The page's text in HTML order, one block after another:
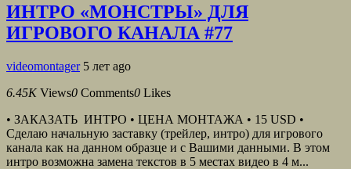
ИНТРО «МОНСТРЫ» ДЛЯ
ИГРОВОГО КАНАЛА #77
videomontager 5 лет ago
6.45K Views0 Comments0 Likes
• ЗАКАЗАТЬ ИНТРО • ЦЕНА МОНТАЖА • 15 USD •
Сделаю начальную заставку (трейлер, интро) для игрового
канала как на данном образце и с Вашими данными. В этом
интро возможна замена текстов в 5 местах видео в 4 м...